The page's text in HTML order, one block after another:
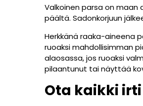
Valkoinen parsa on maan
päältä. Sadonkorjuun
Herkkänä raaka-aineena
ruoaksi mahdollisimman
alaosassa, jos ruoaksi
pilaantunut tai näyttää
Ota kaikki